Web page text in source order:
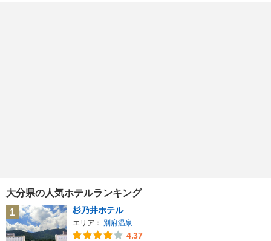
大分県の人気ホテルランキング
1
杉乃井ホテル
エリア： 別府温泉
4.37